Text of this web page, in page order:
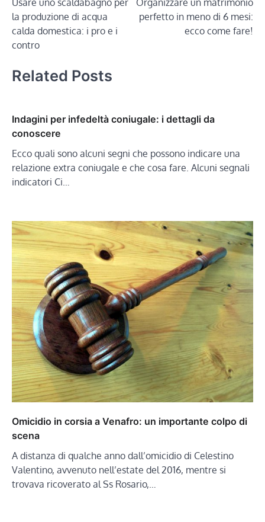
articoli
Usare uno scaldabagno per
la produzione di acqua
calda domestica: i pro e i
contro
Organizzare un matrimonio
perfetto in meno di 6 mesi:
ecco come fare!
Related Posts
Indagini per infedeltà coniugale: i dettagli da
conoscere
Ecco quali sono alcuni segni che possono indicare una
relazione extra coniugale e che cosa fare. Alcuni segnali
indicatori Ci…
Omicidio in corsia a Venafro: un importante colpo di
scena
A distanza di qualche anno dall’omicidio di Celestino
Valentino, avvenuto nell’estate del 2016, mentre si
trovava ricoverato al Ss Rosario,…